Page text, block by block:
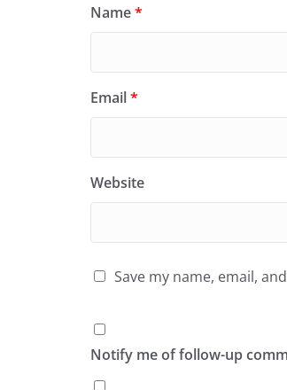
Name*
Email*
Website
Save my name, email,
Notify me of follow-up